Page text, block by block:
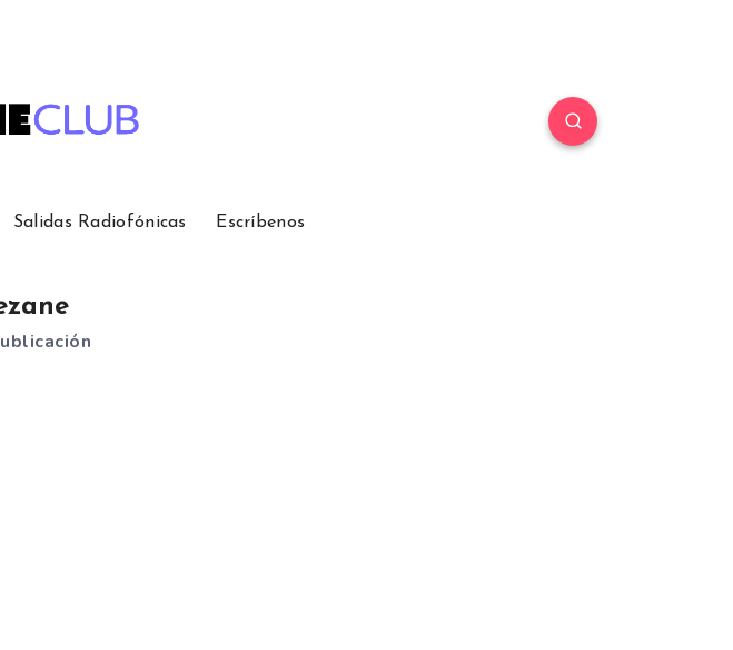
Salidas Radiofónicas Escríbenos